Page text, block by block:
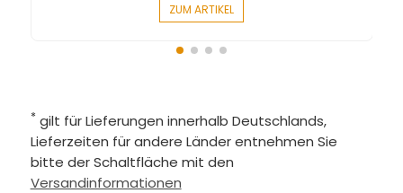
ZUM ARTIKEL
* gilt für Lieferungen innerhalb Deutschlands,
Lieferzeiten für andere Länder entnehmen Sie
bitte der Schaltfläche mit den
Versandinformationen